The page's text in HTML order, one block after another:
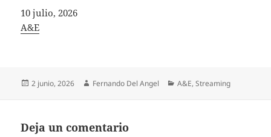
Fecha
10 julio, 2026
In relation to
A&E
Publicado
2 junio, 2026 Autor
Fernando Del Angel Categorías
A&E,Streaming
Deja un comentario